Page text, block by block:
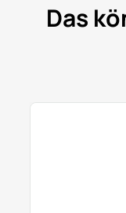
Das